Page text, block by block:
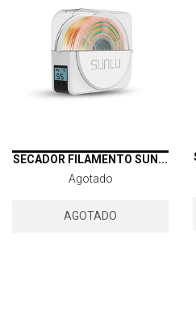
SECADOR FILAMENTO SUN...
Agotado
AGOTADO